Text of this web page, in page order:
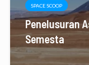
SPACE SCOOP
Penelusuran
Semesta